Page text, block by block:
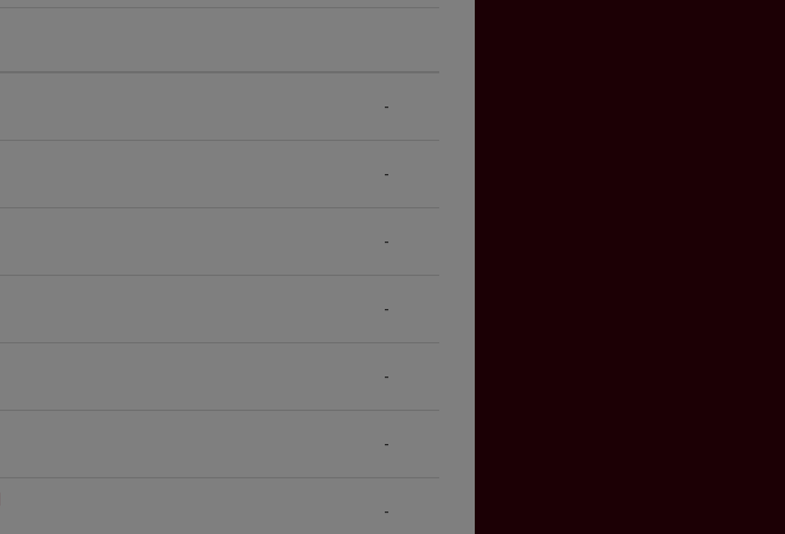
-
-
-
-
-
-
-